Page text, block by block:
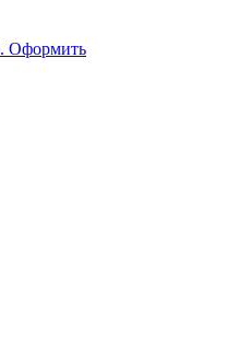
Оформить